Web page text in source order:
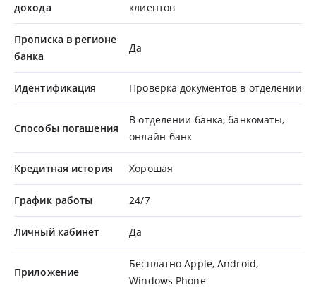
дохода
клиентов
Прописка в регионе
банка
Да
Идентификация Проверка документов в отделении
Способы погашения
В отделении банка, банкоматы,
онлайн-банк
Кредитная история Хорошая
График работы 24/7
Личный кабинет Да
Приложение
Бесплатно Apple, Android,
Windows Phone